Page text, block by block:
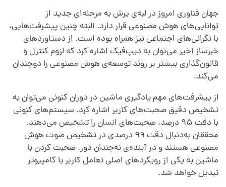
جهان فناوری امروز در لبه‌‌ی پرش به مرحله‌ای جدید از
توانایی‌های هوش مصنوعی قرار دارد. البته چنین پیشرفت‌هایی،
با نگرانی‌های اجتماعی نیز همراه بوده است. از دستاوردهای
خبرساز اخیر می‌توان به دیپ‌فیک اشاره کرد که لزوم کنترل و
قانون‌گذاری بیشتر بر روند توسعه‌ی هوش مصنوعی را دوچندان
می‌کند.
از پیشرفت‌های مهم یادگیری ماشین در دوران کنونی می‌توان به
تشخیص دقیق صحبت‌های کاربر اشاره کرد. سیستم‌‌های کنونی
با دقت ۹۵ درصد، صحبت‌های انسان را تشخیص می‌دهند.
محققان به‌دنبال دقت ۹۹ درصدی در تشخیص صوت هوش
مصنوعی هستند و در آینده‌ی نه‌چندان دور، صحبت کردن با
ماشین به یکی از رویکردهای اصلی تعامل کاربر با کامپیوتر
تبدیل خواهد شد.